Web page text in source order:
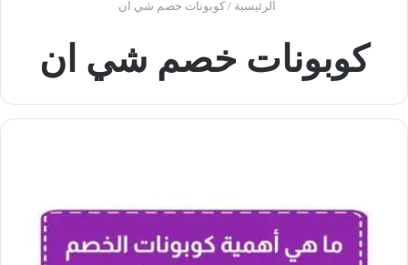
الرئيسية / كوبونات خصم شي ان
كوبونات خصم شي ان